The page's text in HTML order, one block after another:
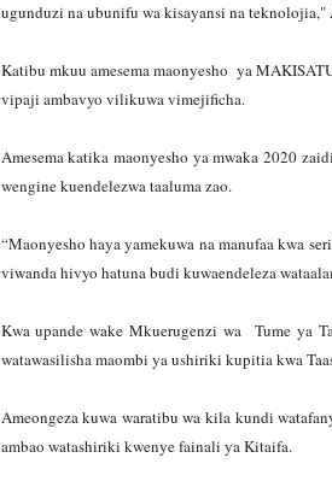
ugunduzi na ubunifu wa kisayansi na teknolojia,"
Katibu mkuu amesema maonyesho ya
vipaji ambavyo vilikuwa vimejificha.
Amesema katika maonyesho ya mwaka 2020
wengine kuendelezwa taaluma zao.
“Maonyesho haya yamekuwa na manufaa kwa
viwanda hivyo hatuna budi kuwaendeleza
Kwa upande wake Mkuerugenzi wa Tume ya
watawasilisha maombi ya ushiriki kupitia kwa
Ameongeza kuwa waratibu wa kila kundi
ambao watashiriki kwenye fainali ya Kitaifa.